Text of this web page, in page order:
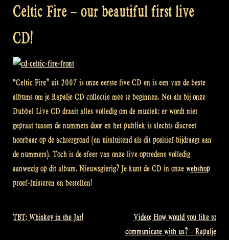
Celtic Fire – our beautiful first live
CD!
“Celtic Fire” uit 2007 is onze eerste live CD en is een van de beste
albums om je Rapalje CD collectie mee te beginnen. Net als bij onze
Dubbel Live CD draait alles volledig om de muziek: er wordt niet
gepraat tussen de nummers door en het publiek is slechts discreet
hoorbaar op de achtergrond (en uitsluitend als dit positief bijdraagt aan
de nummers). Toch is de sfeer van onze live optredens volledig
aanwezig op dit album. Nieuwsgierig? Je kunt de CD in onze webshop
proef-luisteren en bestellen!
Bericht
TBT: Whiskey in the Jar!
Video: How would you like to
communicate with us? – Rapalje